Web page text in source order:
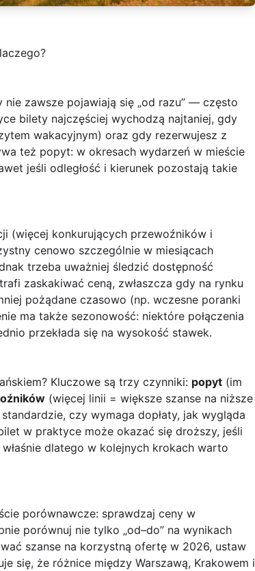
zawsze pojawiają się „od razu” — często
bilety najczęściej wychodzą najtaniej, gdy
wakacyjnym) oraz gdy rezerwujesz z
też popyt: w okresach wydarzeń w mieście
jeśli odległość i kierunek pozostają takie
(więcej konkurujących przewoźników i
cenowo szczególnie w miesiącach
trzeba uważniej śledzić dostępność
zaskakiwać ceną, zwłaszcza gdy na rynku
pożądane czasowo (np. wczesne poranki
ma także sezonowość: niektóre połączenia
przekłada się na wysokość stawek.
Kluczowe są trzy czynniki: popyt (im
(więcej linii = większe szanse na niższe
czy wymaga dopłaty, jak wygląda
w praktyce może okazać się droższy, jeśli
dlatego w kolejnych krokach warto
porównawcze: sprawdzaj ceny w
porównuj nie tylko „od–do” na wynikach
szanse na korzystną ofertę w 2026, ustaw
się, że różnice między Warszawą, Krakowem i